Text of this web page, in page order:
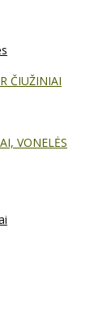
ČIUŽINIAI
VONELĖS